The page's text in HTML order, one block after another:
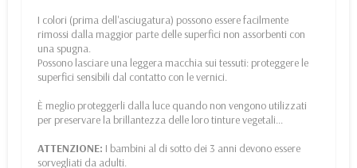
I colori (prima dell'asciugatura) possono essere facilmente
rimossi dalla maggior parte delle superfici non assorbenti con
una spugna.
Possono lasciare una leggera macchia sui tessuti: proteggere le
superfici sensibili dal contatto con le vernici.
È meglio proteggerli dalla luce quando non vengono utilizzati
per preservare la brillantezza delle loro tinture vegetali...
ATTENZIONE: I bambini al di sotto dei 3 anni devono essere
sorvegliati da adulti.